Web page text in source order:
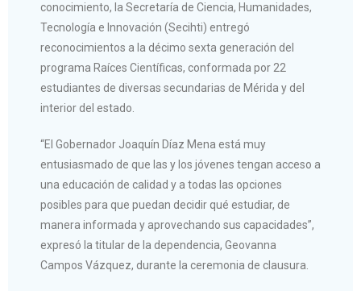
conocimiento, la Secretaría de Ciencia, Humanidades,
Tecnología e Innovación (Secihti) entregó
reconocimientos a la décimo sexta generación del
programa Raíces Científicas, conformada por 22
estudiantes de diversas secundarias de Mérida y del
interior del estado.
“El Gobernador Joaquín Díaz Mena está muy
entusiasmado de que las y los jóvenes tengan acceso a
una educación de calidad y a todas las opciones
posibles para que puedan decidir qué estudiar, de
manera informada y aprovechando sus capacidades”,
expresó la titular de la dependencia, Geovanna
Campos Vázquez, durante la ceremonia de clausura.